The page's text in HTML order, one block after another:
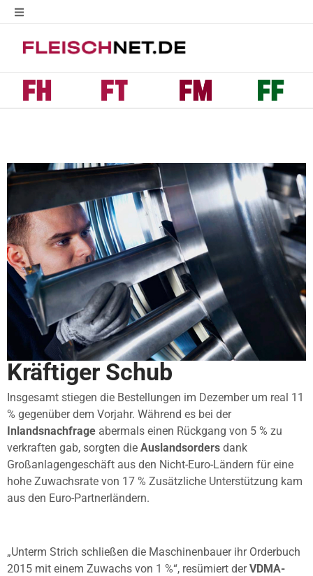
Kräftiger Schub
Insgesamt stiegen die Bestellungen im Dezember um real 11
% gegenüber dem Vorjahr. Während es bei der
Inlandsnachfrage abermals einen Rückgang von 5 % zu
verkraften gab, sorgten die Auslandsorders dank
Großanlagengeschäft aus den Nicht-Euro-Ländern für eine
hohe Zuwachsrate von 17 % Zusätzliche Unterstützung kam
aus den Euro-Partnerländern.
„Unterm Strich schließen die Maschinenbauer ihr Orderbuch
2015 mit einem Zuwachs von 1 %“, resümiert derVDMA-